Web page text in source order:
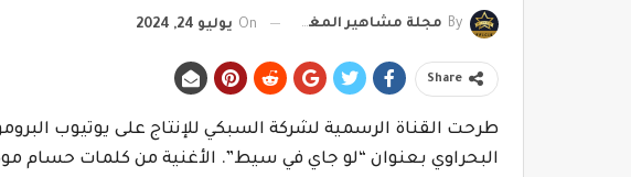
By مجلة مشاهير المغرب On يوليو 24, 2024
Share
طرحت القناة الرسمية لشركة السبكي للإنتاج على يوتيوب
البحراوي بعنوان “لو جاي في سيط”. الأغنية من كلمات حسام